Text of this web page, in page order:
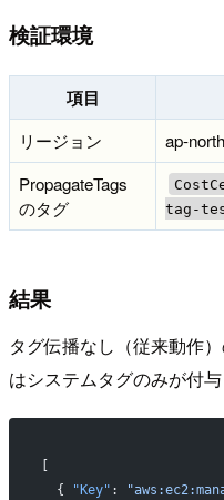
検証環境
項目
リージョン
ap-
PropagateTags
のタグ
tag-
結果
タグ伝播なし（従来動作
はシステムタグのみが付与
  {
"Key" :